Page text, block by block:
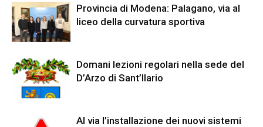
Provincia di Modena: Palagano, via al
liceo della curvatura sportiva
Domani lezioni regolari nella sede del
D’Arzo di Sant’Ilario
Al via l’installazione dei nuovi sistemi